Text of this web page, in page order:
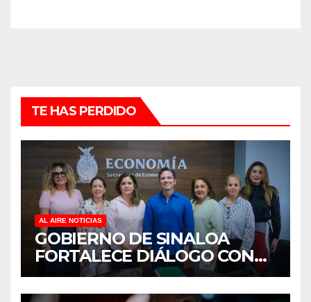
TE HAS PERDIDO
AL AIRE NOTICIAS
GOBIERNO DE SINALOA
FORTALECE DIÁLOGO CON
MUJERES EMPRESARIAS DE
CULIACÁN